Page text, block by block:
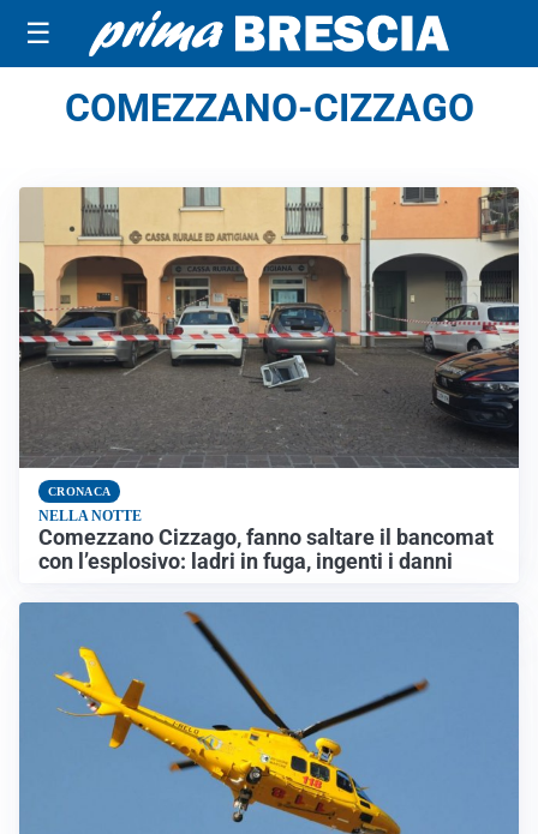
☰
COMEZZANO-CIZZAGO
CRONACA
NELLA NOTTE
Comezzano Cizzago, fanno saltare il bancomat
con l’esplosivo: ladri in fuga, ingenti i danni